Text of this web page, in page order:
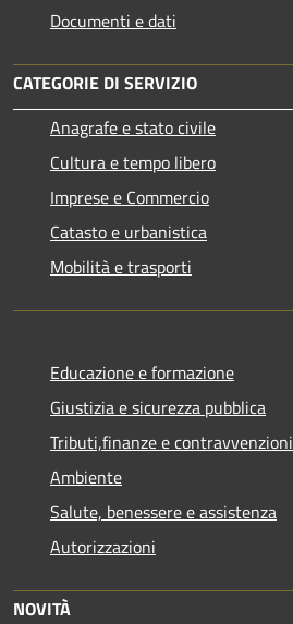
Documenti e dati
CATEGORIE DI SERVIZIO
Anagrafe e stato civile
Cultura e tempo libero
Imprese e Commercio
Catasto e urbanistica
Mobilità e trasporti
Educazione e formazione
Giustizia e sicurezza pubblica
Tributi,finanze e contravvenzioni
Ambiente
Salute, benessere e assistenza
Autorizzazioni
NOVITÀ